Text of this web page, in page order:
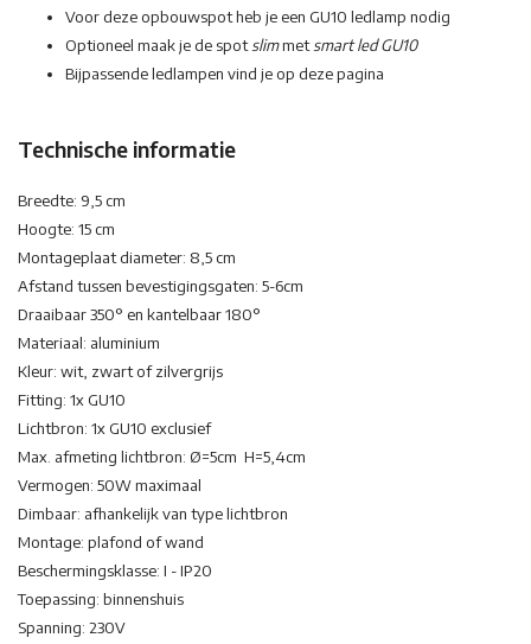
Voor deze opbouwspot heb je een GU10 ledlamp nodig
Optioneel maak je de spotslimmetsmart led GU10
Bijpassende ledlampen vind je op deze pagina
Technische informatie
Breedte: 9,5 cm
Hoogte: 15 cm
Montageplaat diameter: 8,5 cm
Afstand tussen bevestigingsgaten: 5-6cm
Draaibaar 350° en kantelbaar 180°
Materiaal: aluminium
Kleur: wit, zwart of zilvergrijs
Fitting: 1x GU10
Lichtbron: 1x GU10 exclusief
Max. afmeting lichtbron: Ø=5cm H=5,4cm
Vermogen: 50W maximaal
Dimbaar: afhankelijk van type lichtbron
Montage: plafond of wand
Beschermingsklasse: I - IP20
Toepassing: binnenshuis
Spanning: 230V